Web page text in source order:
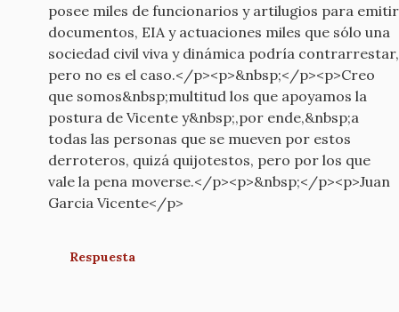
posee miles de funcionarios y artilugios para emitir
documentos, EIA y actuaciones miles que sólo una
sociedad civil viva y dinámica podría contrarrestar,
pero no es el caso.</p><p>&nbsp;</p><p>Creo
que somos&nbsp;multitud los que apoyamos la
postura de Vicente y&nbsp;,por ende,&nbsp;a
todas las personas que se mueven por estos
derroteros, quizá quijotestos, pero por los que
vale la pena moverse.</p><p>&nbsp;</p><p>Juan
Garcia Vicente</p>
Respuesta